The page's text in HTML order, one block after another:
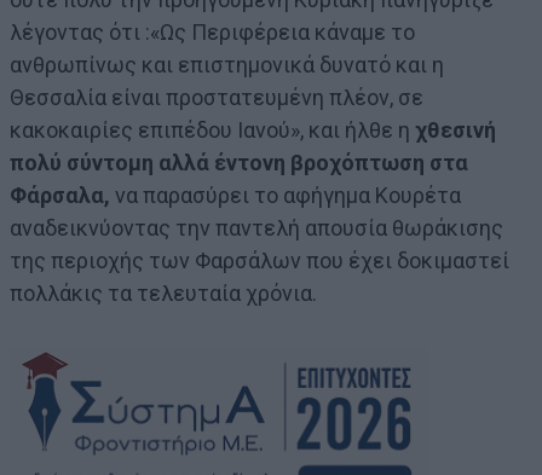
λέγοντας ότι :«Ως Περιφέρεια κάναμε το
ανθρωπίνως και επιστημονικά δυνατό και η
Θεσσαλία είναι προστατευμένη πλέον, σε
κακοκαιρίες επιπέδου Ιανού», και ήλθε η χθεσινή
πολύ σύντομη αλλά έντονη βροχόπτωση στα
Φάρσαλα, να παρασύρει το αφήγημα Κουρέτα
αναδεικνύοντας την παντελή απουσία θωράκισης
της περιοχής των Φαρσάλων που έχει δοκιμαστεί
πολλάκις τα τελευταία χρόνια.